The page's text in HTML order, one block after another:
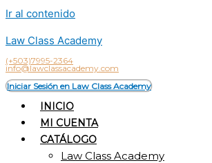
Ir al contenido
Law Class Academy
(+503)7995-2364
info@lawclassacademy.com
Iniciar Sesión en Law Class Academy
INICIO
MI CUENTA
CATÁLOGO
Law Class Academy